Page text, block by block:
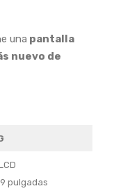
una pantalla
nuevo de
pulgadas